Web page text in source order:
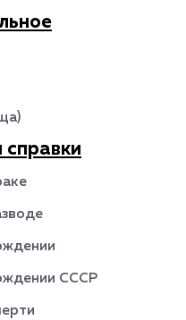
справки
СССР